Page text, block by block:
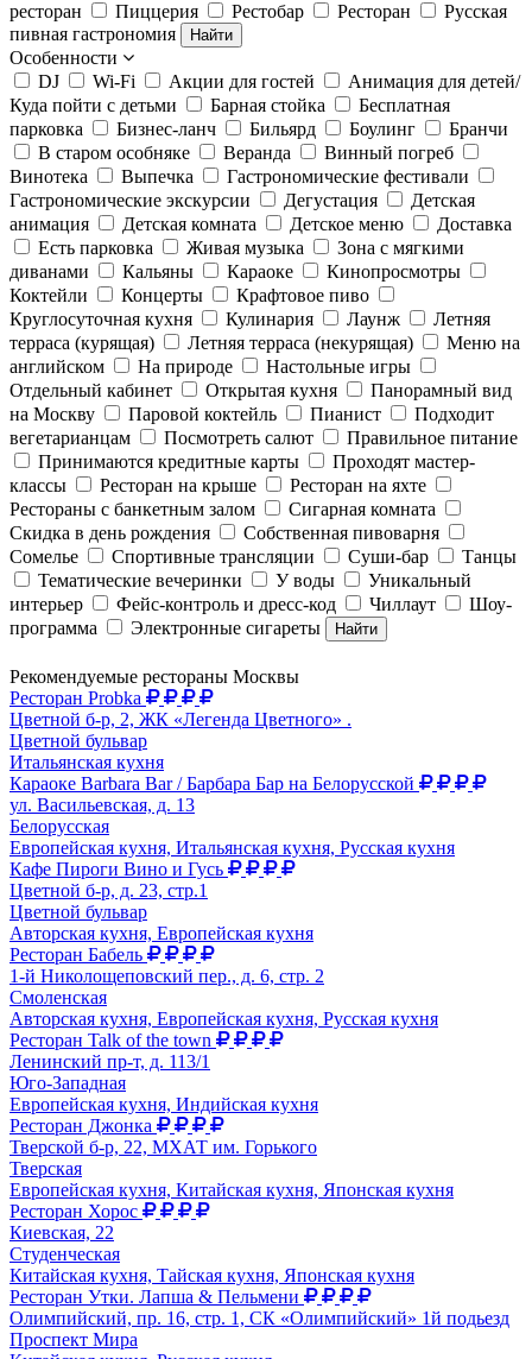
ресторан
Пиццерия Рестобар Ресторан
Русская
пивная гастрономия
Найти
Особенности
DJ
Wi-Fi Акции для гостей
Анимация для детей/
Куда пойти с детьми
Барная стойка
Бесплатная
парковка
Бизнес-ланч Бильярд Боулинг
Бранчи
В старом особняке
Веранда
Винный погреб
Винотека
Выпечка
Гастрономические фестивали
Гастрономические экскурсии
Дегустация
Детская
анимация
Детская комната Детское меню
Доставка
Есть парковка
Живая музыка
Зона с мягкими
диванами
Кальяны Караоке
Кинопросмотры
Коктейли
Концерты
Крафтовое пиво
Круглосуточная кухня
Кулинария Лаунж
Летняя
терраса (курящая)
Летняя терраса (некурящая)
Меню на
английском
На природе
Настольные игры
Отдельный кабинет
Открытая кухня
Панорамный вид
на Москву
Паровой коктейль Пианист
Подходит
вегетарианцам
Посмотреть салют
Правильное питание
Принимаются кредитные карты
Проходят мастер-
классы
Ресторан на крыше
Ресторан на яхте
Рестораны с банкетным залом
Сигарная комната
Скидка в день рождения
Собственная пивоварня
Сомелье
Спортивные трансляции Суши-бар
Танцы
Тематические вечеринки
У воды
Уникальный
интерьер
Фейс-контроль и дресс-код Чиллаут
Шоу-
программа
Электронные сигареты Найти
Рекомендуемые рестораны Москвы
Ресторан Probka
Цветной б-р, 2, ЖК «Легенда Цветного» .
Цветной бульвар
Итальянская кухня
Караоке Barbara Bar / Барбара Бар на Белорусской
ул. Васильевская, д. 13
Белорусская
Европейская кухня, Итальянская кухня, Русская кухня
Кафе Пироги Вино и Гусь
Цветной б-р, д. 23, стр.1
Цветной бульвар
Авторская кухня, Европейская кухня
Ресторан Бабель
1-й Николощеповский пер., д. 6, стр. 2
Смоленская
Авторская кухня, Европейская кухня, Русская кухня
Ресторан Talk of the town
Ленинский пр-т, д. 113/1
Юго-Западная
Европейская кухня, Индийская кухня
Ресторан Джонка
Тверской б-р, 22, МХАТ им. Горького
Тверская
Европейская кухня, Китайская кухня, Японская кухня
Ресторан Хорос
Киевская, 22
Студенческая
Китайская кухня, Тайская кухня, Японская кухня
Ресторан Утки. Лапша & Пельмени
Олимпийский, пр. 16, стр. 1, СК «Олимпийский» 1й подьезд
Проспект Мира